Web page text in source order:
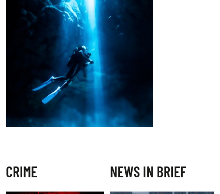
CRIME NEWS IN BRIEF